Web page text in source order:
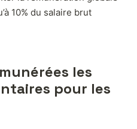
10% du salaire brut
les
pour les